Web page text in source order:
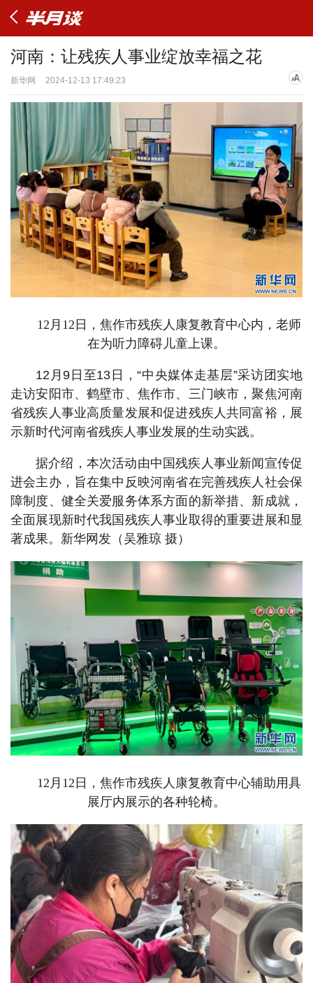
河南：让残疾人事业绽放幸福之花
新华网 2024-12-13 17:49:23
12月12日，焦作市残疾人康复教育中心内，老师
在为听力障碍儿童上课。
12月9日至13日，“中央媒体走基层”采访团实地
走访安阳市、鹤壁市、焦作市、三门峡市，聚焦河南
省残疾人事业高质量发展和促进残疾人共同富裕，展
示新时代河南省残疾人事业发展的生动实践。
据介绍，本次活动由中国残疾人事业新闻宣传促
进会主办，旨在集中反映河南省在完善残疾人社会保
障制度、健全关爱服务体系方面的新举措、新成就，
全面展现新时代我国残疾人事业取得的重要进展和显
著成果。新华网发（吴雅琼 摄）
12月12日，焦作市残疾人康复教育中心辅助用具
展厅内展示的各种轮椅。